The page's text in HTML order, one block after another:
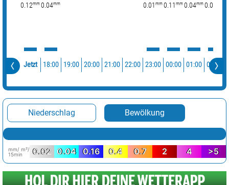
0.12mm 0.04mm 0.01 mm 0.11 mm 0.04mm 0.01
Jetzt 18:00 19:00 20:00 21:00 22:00 23:00 00:00 01:00 02:00
Niederschlag Bewölkung
mm/ m²/
15min
0.02 0.04 0.16 0.4 0.7 2 4 >5